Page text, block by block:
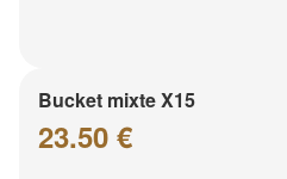
Bucket mixte X15
23.50 €